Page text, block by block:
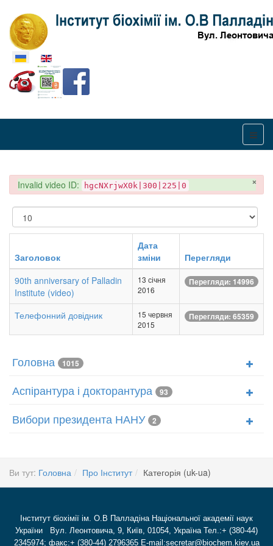
Оберіть свою мову
×
danger
Invalid video ID: hgcNXrjwX0k|300|225|0
Показувати
Заголовок
Дата
зміни
Перегляди
90th anniversary of Palladin
Institute (video)
13 січня
2016
Перегляди: 14996
Телефонний довідник
15 червня
2015
Перегляди: 65359
Головна 1015
Аспірантура і докторантура 93
Вибори президента НАНУ 2
Ви тут: Головна Про Інститут Категорія (uk-ua)
Інститут біохімії ім. О.В Палладіна Національної академії наук
України Вул. Леонтовича, 9, Київ, 01054, Україна Тел.:+ (380-44)
2345974; факс:+ (380-44) 2796365 E-mail:secretar@biochem.kiev.ua